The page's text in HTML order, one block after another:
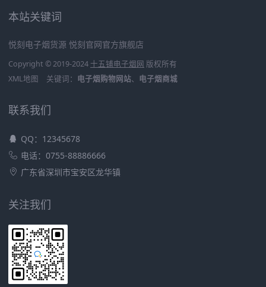
本站关键词
悦刻电子烟货源 悦刻官网官方旗舰店
Copyright © 2019-2024 十五铺电子烟网 版权所有
XML地图
关键词： 电子烟购物网站、 电子烟商城
联系我们
QQ：12345678
电话：0755-88886666
广东省深圳市宝安区龙华镇
关注我们